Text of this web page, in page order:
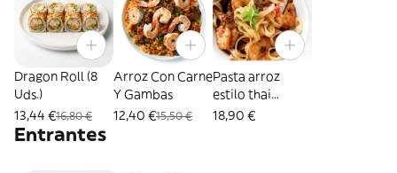
Dragon Roll (8
Uds.)
13,44 €16,80 €
Arroz Con Carne
Y Gambas
12,40 €15,50 €
Pasta arroz
estilo thai
gambas
18,90 €
Entrantes